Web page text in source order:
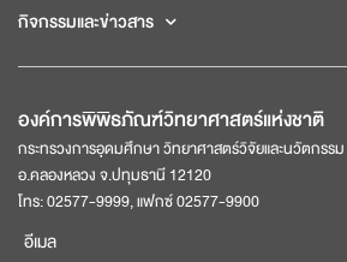
กิจกรรมและข่าวสาร
องค์การพิพิธภัณฑ์วิทยาศาสตร์แห่งชาติ
กระทรวงการอุดมศึกษา วิทยาศาสตร์วิจัยและนวัตกรร
อ.คลองหลวง จ.ปทุมธานี 12120
โทร: 02577-9999, แฟกซ์ 02577-9900
อีเมล